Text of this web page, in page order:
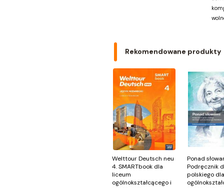
Rekomendowane produkty
Welttour Deutsch neu
4. SMARTbook dla
liceum
ogólnokształcącego i
Ponad
Podręcznik
polskiego